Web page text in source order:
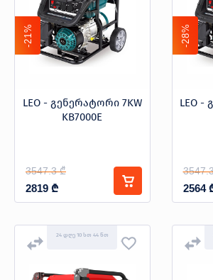
-21%
LEO - გენერატორი 7KW
KB7000E
3547.3 ₾
2819 ₾
-28%
LEO -
2564
24 დღე 10 სთ 44 წთ